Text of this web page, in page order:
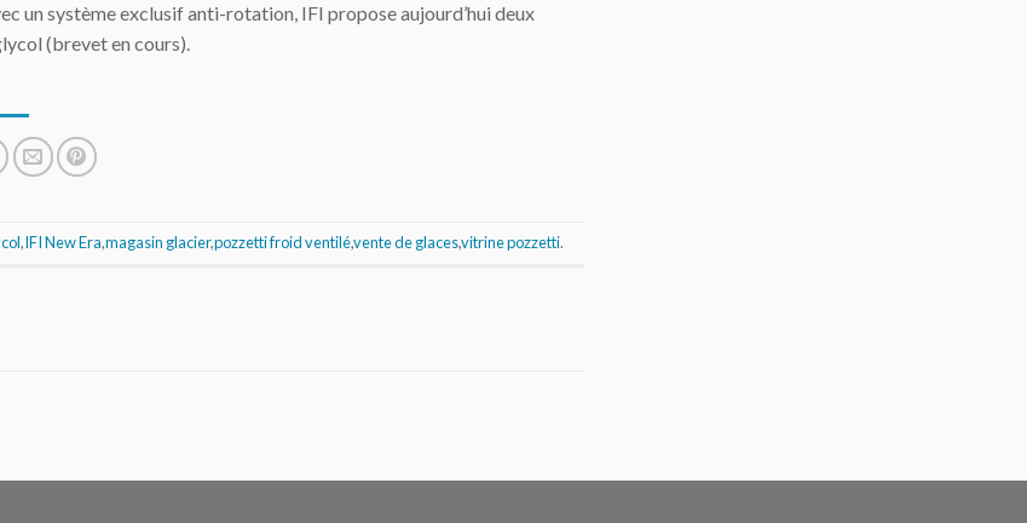
un système exclusif anti-rotation, IFI propose aujourd’hui deux
(brevet en cours).
,IFI New Era,magasin glacier,pozzetti froid ventilé,vente de glaces,vitrine pozzetti.